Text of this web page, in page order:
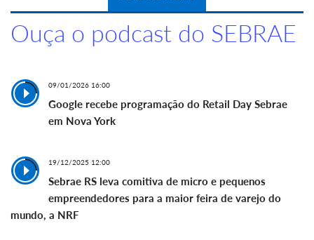
Ouça o podcast do SEBRAE
09/01/2026 16:00
Google recebe programação do Retail Day Sebrae
em Nova York
19/12/2025 12:00
Sebrae RS leva comitiva de micro e pequenos
empreendedores para a maior feira de varejo do
mundo, a NRF